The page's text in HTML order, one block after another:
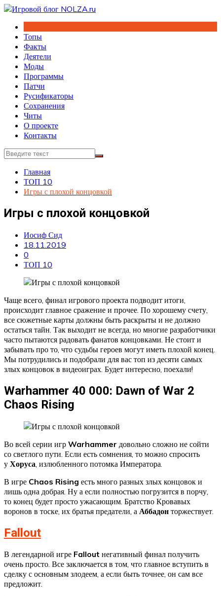
Перейти
содержимому
Топы
Факты
Деятели
Моды
Программы
Патчи
Русификаторы
Сохранения
Читы
О проекте
Контакты
Главная
ТОП 10
Игры с плохой концовкой
Игры с плохой концовкой
Иосиф Сид
18.11.2019
0
ТОП 10
Чаще всего, финал игрового проекта подводит итоги,
происходит главное сражение и прочее. По хорошему счету,
все сюжетные карты должны быть раскрыты и не должно
остаться тайн. Так выходит не всегда, но многие разработчики
часто пытаются радовать фанатов концовками. Не стоит и
забывать про то, что судьбы героев могут иметь плохой конец.
Мы потрудились и подобрали для вас топ из десяти самых
злых концовок в видеоиграх. Будет интересно, поехали!
Warhammer 40 000: Dawn of War 2
Chaos Rising
Во всей серии игр Warhammer довольно сложно не сойти
со светлого пути. Если есть сомнения, то можно спросить
у Хоруса , излюбленного потомка Императора.
В игре Chaos Rising есть много разных злых концовок и
лишь одна добрая. Ну а если полностью погрузится в порчу,
то конец будет просто ужасающим. Братство Кровавых
воронов в тоске, их братья предатели, а Аббадон торжествует.
Fallout
В легендарной игре Fallout негативный финал получить
очень просто. Все заключается в том, что главное вступить в
сделку с основным злодеем, а если быть точнее, он сам все
предложит.